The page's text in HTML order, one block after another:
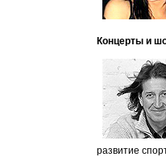
Концерты и
развитие